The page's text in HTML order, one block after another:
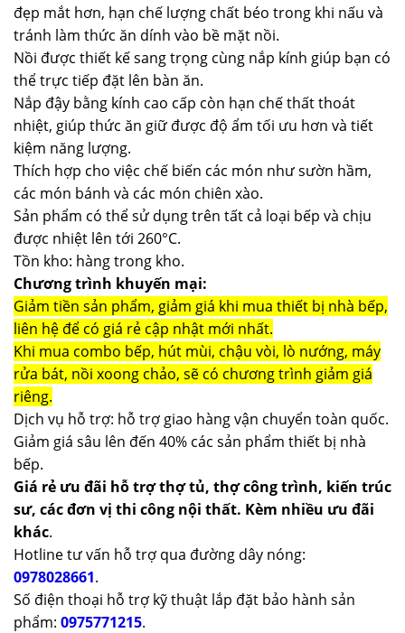
đẹp mắt hơn, hạn chế lượng chất béo trong khi nấu và
tránh làm thức ăn dính vào bề mặt nồi.
Nồi được thiết kế sang trọng cùng nắp kính giúp bạn có
thể trực tiếp đặt lên bàn ăn.
Nắp đậy bằng kính cao cấp còn hạn chế thất thoát
nhiệt, giúp thức ăn giữ được độ ẩm tối ưu hơn và tiết
kiệm năng lượng.
Thích hợp cho việc chế biến các món như sườn hầm,
các món bánh và các món chiên xào.
Sản phẩm có thể sử dụng trên tất cả loại bếp và chịu
được nhiệt lên tới 260°C.
Tồn kho: hàng trong kho.
Chương trình khuyến mại:
Giảm tiền sản phẩm, giảm giá khi mua thiết bị nhà bếp,
liên hệ để có giá rẻ cập nhật mới nhất.
Khi mua combo bếp, hút mùi, chậu vòi, lò nướng, máy
rửa bát, nồi xoong chảo, sẽ có chương trình giảm giá
riêng.
Dịch vụ hỗ trợ: hỗ trợ giao hàng vận chuyển toàn quốc.
Giảm giá sâu lên đến 40% các sản phẩm thiết bị nhà
bếp.
Giá rẻ ưu đãi hỗ trợ thợ tủ, thợ công trình, kiến trúc
sư, các đơn vị thi công nội thất. Kèm nhiều ưu đãi
khác.
Hotline tư vấn hỗ trợ qua đường dây nóng:
0978028661.
Số điện thoại hỗ trợ kỹ thuật lắp đặt bảo hành sản
phẩm: 0975771215.